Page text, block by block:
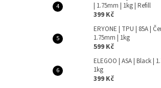
| 1.75mm | 1kg | Refill
399 Kč
ERYONE | TPU | 85A |
1.75mm | 1kg
599 Kč
ELEGOO | ASA | Black |
1kg
399 Kč